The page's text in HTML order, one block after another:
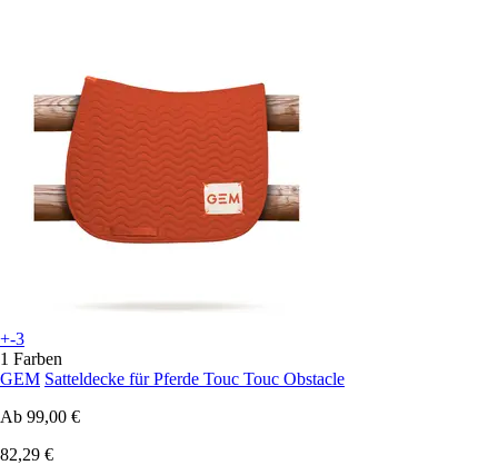
+-3
1 Farben
GEM Satteldecke für Pferde Touc Touc Obstacle
Ab 99,00 €
82,29 €